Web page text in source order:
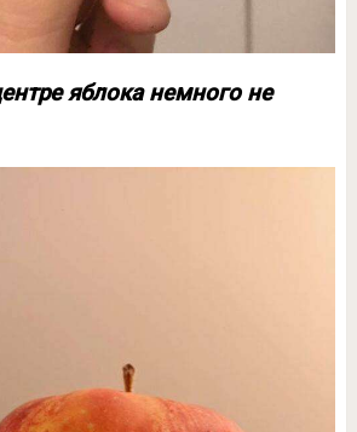
яблока немного не